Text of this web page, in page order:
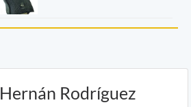
Hernán Rodríguez